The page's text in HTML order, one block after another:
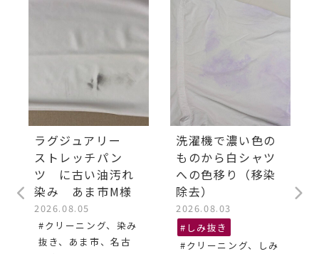
ラグジュアリー
ストレッチパン
ツ に古い油汚れ
染み あま市M様
2026.08.05
#クリーニング、染み
抜き、あま市、名古
洗濯機で濃い色の
ものから白シャツ
への色移り（移染
除去）
2026.08.03
#しみ抜き
#クリーニング、しみ